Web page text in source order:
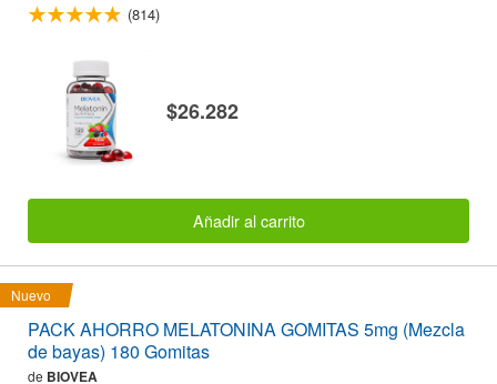
(814)
$26.282
Añadir al carrito
Nuevo
PACK AHORRO MELATONINA GOMITAS 5mg (Mezcla
de bayas) 180 Gomitas
de BIOVEA